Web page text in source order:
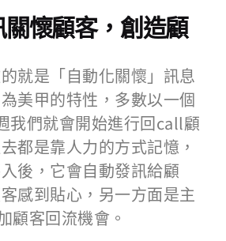
懷顧客，創造顧
就是「自動化關懷」訊息
美甲的特性，多數以一個
我們就會開始進行回call顧
都是靠人力的方式記憶，
後，它會自動發訊給顧
感到貼心，另一方面是主
顧客回流機會。